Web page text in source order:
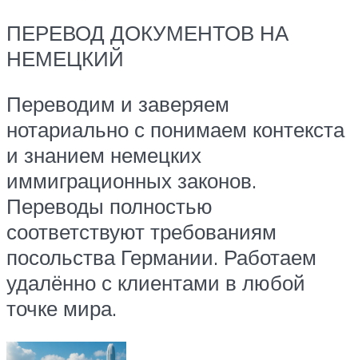
ПЕРЕВОД ДОКУМЕНТОВ НА
НЕМЕЦКИЙ
Переводим и заверяем
нотариально с понимаем контекста
и знанием немецких
иммиграционных законов.
Переводы полностью
соответствуют требованиям
посольства Германии. Работаем
удалённо с клиентами в любой
точке мира.